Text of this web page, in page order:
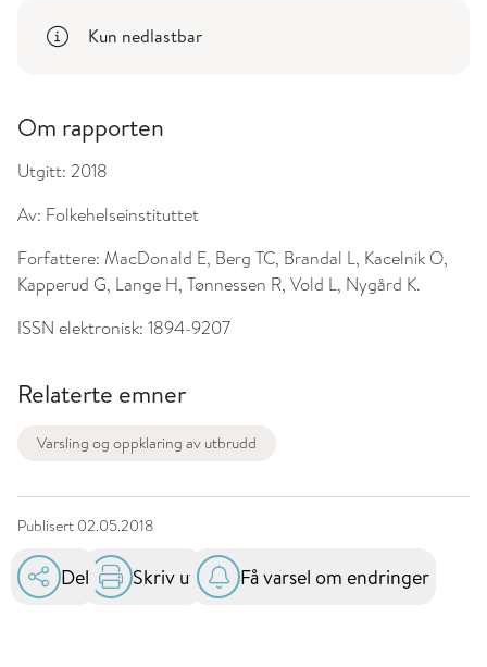
Kun nedlastbar
Om rapporten
Utgitt: 2018
Av: Folkehelseinstituttet
Forfattere: MacDonald E, Berg TC, Brandal L, Kacelnik O,
Kapperud G, Lange H, Tønnessen R, Vold L, Nygård K.
ISSN elektronisk: 1894-9207
Relaterte emner
Varsling og oppklaring av utbrudd
Publisert 02.05.2018
Del Skriv ut Få varsel om endringer